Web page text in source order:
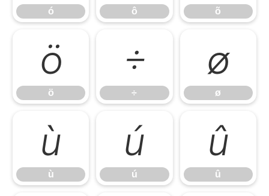
ó ô õ
ö
ö
÷
÷
ø
ø
ù
ù
ú
ú
û
û